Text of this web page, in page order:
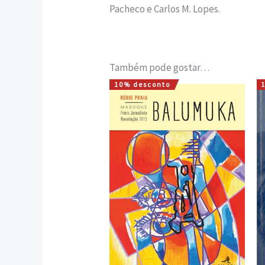
Pacheco e Carlos M. Lopes.
Também pode gostar…
10% desconto
O
preço
original
era:
7,00 €.
O
preço
atual
é:
6,30 €.